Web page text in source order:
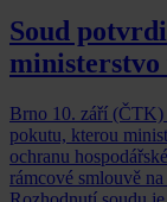
Soud
Brno 10. září
pokutu, kterou
ochranu
rámcové smlouvě